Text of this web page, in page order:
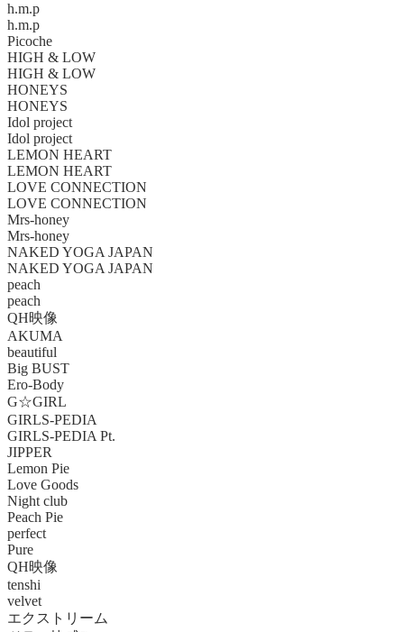
h.m.p
h.m.p
Picoche
HIGH & LOW
HIGH & LOW
HONEYS
HONEYS
Idol project
Idol project
LEMON HEART
LEMON HEART
LOVE CONNECTION
LOVE CONNECTION
Mrs-honey
Mrs-honey
NAKED YOGA JAPAN
NAKED YOGA JAPAN
peach
peach
QH映像
AKUMA
beautiful
Big BUST
Ero-Body
G☆GIRL
GIRLS-PEDIA
GIRLS-PEDIA Pt.
JIPPER
Lemon Pie
Love Goods
Night club
Peach Pie
perfect
Pure
QH映像
tenshi
velvet
エクストリーム